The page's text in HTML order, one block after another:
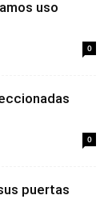
uso
0
0
puertas